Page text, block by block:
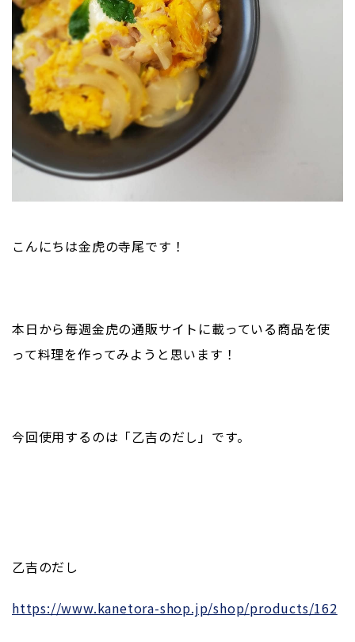
こんにちは金虎の寺尾です！
本日から毎週金虎の通販サイトに載っている商品を使
って料理を作ってみようと思います！
今回使用するのは「乙吉のだし」です。
乙吉のだし
https://www.kanetora-shop.jp/shop/products/162